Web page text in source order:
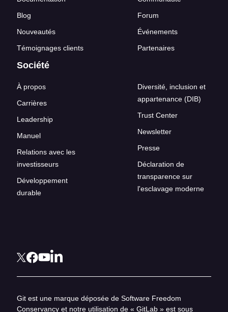
Blog
Nouveautés
Témoignages clients
Forum
Événements
Partenaires
Société
À propos
Carrières
Leadership
Manuel
Relations avec les
investisseurs
Développement
durable
Diversité, inclusion et
appartenance (DIB)
Trust Center
Newsletter
Presse
Déclaration de
transparence sur
l'esclavage moderne
Git est une marque déposée de Software Freedom
Conservancy et notre utilisation de « GitLab » est sous